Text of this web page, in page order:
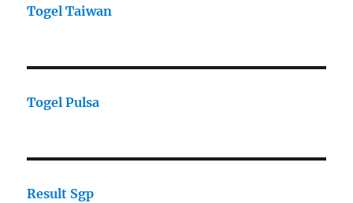
Togel Taiwan
Togel Pulsa
Result Sgp